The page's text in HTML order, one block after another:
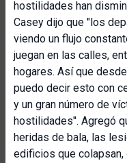
hostilidades han
Casey dijo que "los
viendo un flujo
juegan en las calles,
hogares. Así que
puedo decir esto con
y un gran número de
hostilidades". Agregó
heridas de bala, las
edificios que